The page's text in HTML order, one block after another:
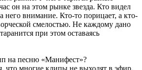
он на этом рынке звезда. Кто видел
него внимание. Кто-то порицает, а кто-
смелостью. Не каждому дано
при этом оставаясь
на песню «Манифест»?
что многие клипы не выходят в эфир.